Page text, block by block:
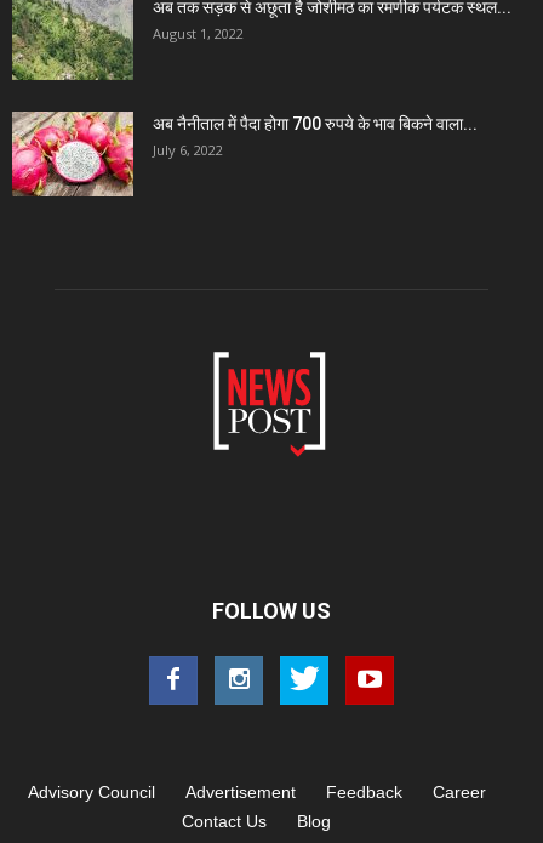
अब तक सड़क से अछूता है जोशीमठ का रमणीक पर्यटक स्थल...
August 1, 2022
अब नैनीताल में पैदा होगा 700 रुपये के भाव बिकने वाला...
July 6, 2022
FOLLOW US
Advisory Council Advertisement Feedback
Career
Contact Us
Blog